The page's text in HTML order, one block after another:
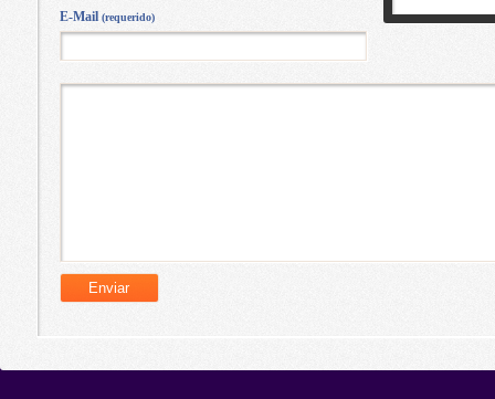
E-Mail (requerido)